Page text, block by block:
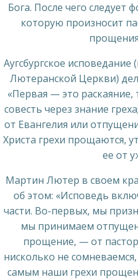
Бога. После чего следует
которую произносит
Аугсбургское
Лютеранской Церкви)
«Первая — это
совесть через знание
от Евангелия или
Христа грехи прощаются,
ее от
Мартин Лютер в своем
об этом: «Исповедь
части. Во-первых, мы
мы принимаем
прощение, — от
нисколько не
самым наши грехи